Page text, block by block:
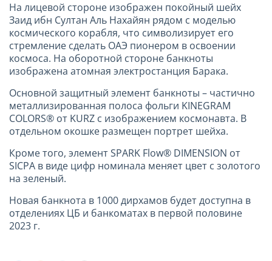
На лицевой стороне изображен покойный шейх
Заид ибн Султан Аль Нахайян рядом с моделью
космического корабля, что символизирует его
стремление сделать ОАЭ пионером в освоении
космоса. На оборотной стороне банкноты
изображена атомная электростанция Барака.
Основной защитный элемент банкноты – частично
металлизированная полоса фольги KINEGRAM
COLORS® от KURZ с изображением космонавта. В
отдельном окошке размещен портрет шейха.
Кроме того, элемент SPARK Flow® DIMENSION от
SICPA в виде цифр номинала меняет цвет с золотого
на зеленый.
Новая банкнота в 1000 дирхамов будет доступна в
отделениях ЦБ и банкоматах в первой половине
2023 г.